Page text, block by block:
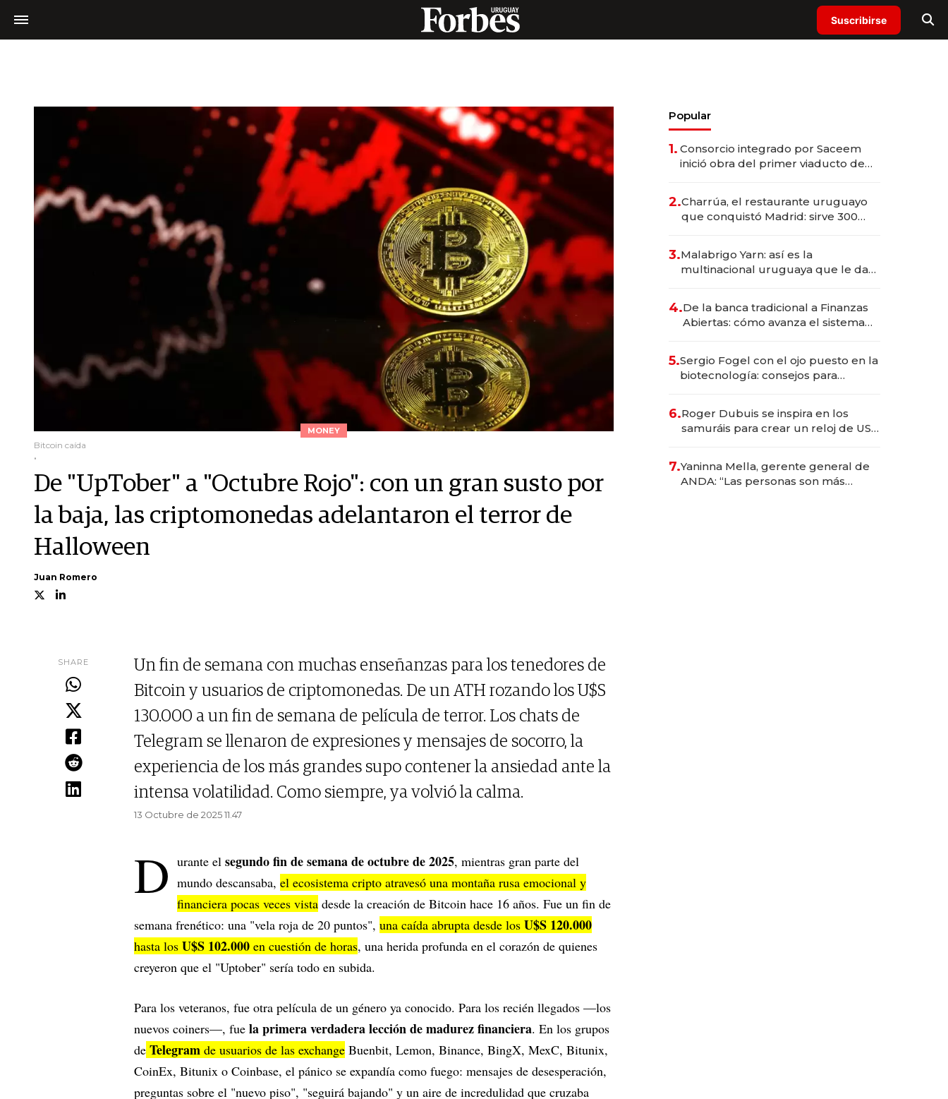
Suscribirse
MONEY
Bitcoin caída
.
De "UpTober" a "Octubre Rojo": con un gran susto por
la baja, las criptomonedas adelantaron el terror de
Halloween
Juan Romero
SHARE
Un fin de semana con muchas enseñanzas para los tenedores de
Bitcoin y usuarios de criptomonedas. De un ATH rozando los U$S
130.000 a un fin de semana de película de terror. Los chats de
Telegram se llenaron de expresiones y mensajes de socorro, la
experiencia de los más grandes supo contener la ansiedad ante la
intensa volatilidad. Como siempre, ya volvió la calma.
13 Octubre de 2025 11.47
D urante el segundo fin de semana de octubre de 2025, mientras gran parte del
mundo descansaba, el ecosistema cripto atravesó una montaña rusa emocional y
financiera pocas veces vista desde la creación de Bitcoin hace 16 años. Fue un fin de
semana frenético: una "vela roja de 20 puntos", una caída abrupta desde los U$S 120.000
hasta los U$S 102.000 en cuestión de horas, una herida profunda en el corazón de quienes
creyeron que el "Uptober" sería todo en subida.
Para los veteranos, fue otra película de un género ya conocido. Para los recién llegados —los
nuevos coiners—, fue la primera verdadera lección de madurez financiera. En los grupos
de Telegram de usuarios de las exchange Buenbit, Lemon, Binance, BingX, MexC, Bitunix,
CoinEx, Bitunix o Coinbase, el pánico se expandía como fuego: mensajes de desesperación,
preguntas sobre el "nuevo piso", "seguirá bajando" y un aire de incredulidad que cruzaba
Popular
1. Consorcio integrado por Saceem
inició obra del primer viaducto de
millones
2.Charrúa, el restaurante uruguayo
que conquistó Madrid: sirve 300
prepara apertura
3.Malabrigo Yarn: así es la
multinacional uruguaya que le da
4.De la banca tradicional a Finanzas
Abiertas: cómo avanza el sistema
5.Sergio Fogel con el ojo puesto en la
biotecnología: consejos para
6.Roger Dubuis se inspira en los
samuráis para crear un reloj de US$
7.Yaninna Mella, gerente general de
ANDA: “Las personas son más